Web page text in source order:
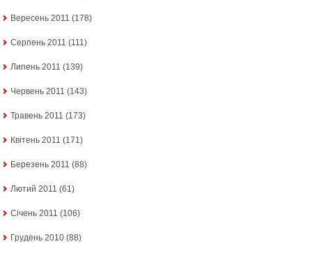
Вересень 2011 (178)
Серпень 2011 (111)
Липень 2011 (139)
Червень 2011 (143)
Травень 2011 (173)
Квітень 2011 (171)
Березень 2011 (88)
Лютий 2011 (61)
Січень 2011 (106)
Грудень 2010 (88)